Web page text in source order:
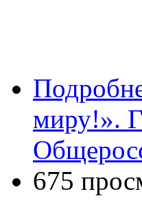
миру!».
675